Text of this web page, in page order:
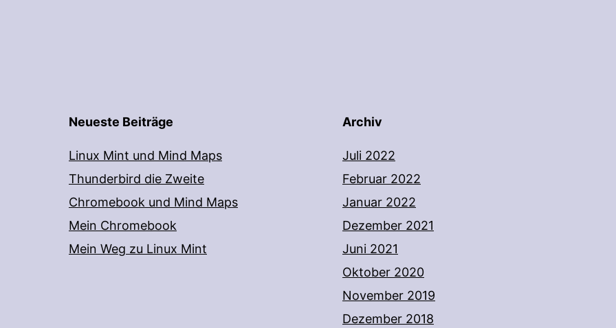
Neueste Beiträge
Linux Mint und Mind Maps
Thunderbird die Zweite
Chromebook und Mind Maps
Mein Chromebook
Mein Weg zu Linux Mint
Archiv
Juli 2022
Februar 2022
Januar 2022
Dezember 2021
Juni 2021
Oktober 2020
November 2019
Dezember 2018